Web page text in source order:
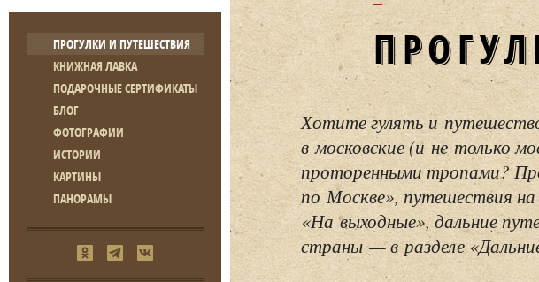
ПРОГУЛКИ И ПУТЕШЕСТВИЯ
КНИЖНАЯ ЛАВКА
ПОДАРОЧНЫЕ СЕРТИФИКАТЫ
БЛОГ
ФОТОГРАФИИ
ИСТОРИИ
КАРТИНЫ
ПАНОРАМЫ
Хотите гулять и
в московские (и не только
проторенными тропами?
по Москве», путешествия
«На выходные», дальние
страны — в разделе